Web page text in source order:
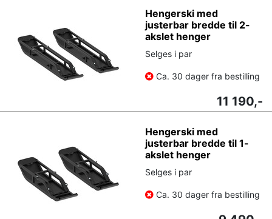
Hengerski med
justerbar bredde til 2-
akslet henger
Selges i par
Ca. 30 dager fra bestilling
11 190,-
Hengerski med
justerbar bredde til 1-
akslet henger
Selges i par
Ca. 30 dager fra bestilling